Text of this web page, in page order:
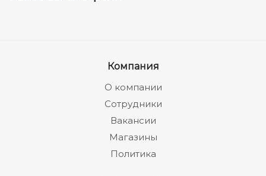
Компания
О компании
Сотрудники
Вакансии
Магазины
Политика